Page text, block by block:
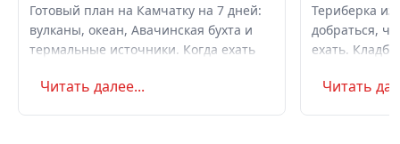
Готовый план на Камчатку на 7 дней:
вулканы, океан, Авачинская бухта и
термальные источники. Когда ехать
самостоятельно или с туром.
Читать далее...
Териберка
добраться,
ехать.
Маршрут на
Читать